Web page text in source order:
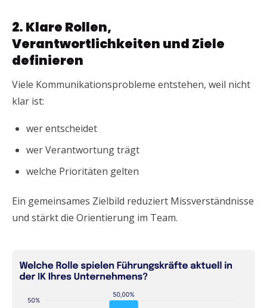
2. Klare Rollen,
Verantwortlichkeiten und Ziele
definieren
Viele Kommunikationsprobleme entstehen, weil nicht
klar ist:
wer entscheidet
wer Verantwortung trägt
welche Prioritäten gelten
Ein gemeinsames Zielbild reduziert Missverständnisse
und stärkt die Orientierung im Team.